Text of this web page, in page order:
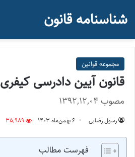
شناسنامه قانون
مجموعه قوانین
قانون آیین دادرسی کیفری
مصوب ۱۳۹۲,۱۲,۰۴
رسول رضایی ۶ بهمن‌ماه ۱۴۰۳ 35,989
فهرست مطالب